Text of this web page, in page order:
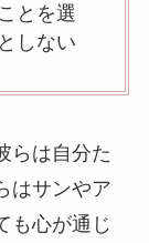
とを選
しない
らは自分た
はサンやア
も心が通じ